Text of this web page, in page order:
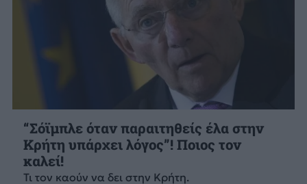
“Σόϊμπλε όταν παραιτηθείς έλα στην
Κρήτη υπάρχει λόγος”! Ποιος τον
καλεί!
Τι τον καούν να δει στην Κρήτη.